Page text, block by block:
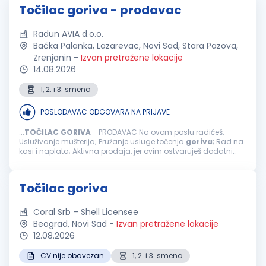
Točilac goriva - prodavac
Radun AVIA d.o.o.
Bačka Palanka, Lazarevac, Novi Sad, Stara Pazova,
Zrenjanin - Izvan pretražene lokacije
14.08.2026
1, 2. i 3. smena
POSLODAVAC ODGOVARA NA PRIJAVE
...TOČILAC GORIVA- PRODAVAC Na ovom poslu radićeš:
Usluživanje mušterija; Pružanje usluge točenja goriva; Rad na
kasi i naplata; Aktivna prodaja, jer ovim ostvaruješ dodatni
Točilac goriva
Coral Srb – Shell Licensee
Beograd, Novi Sad - Izvan pretražene lokacije
12.08.2026
CV nije obavezan 1, 2. i 3. smena